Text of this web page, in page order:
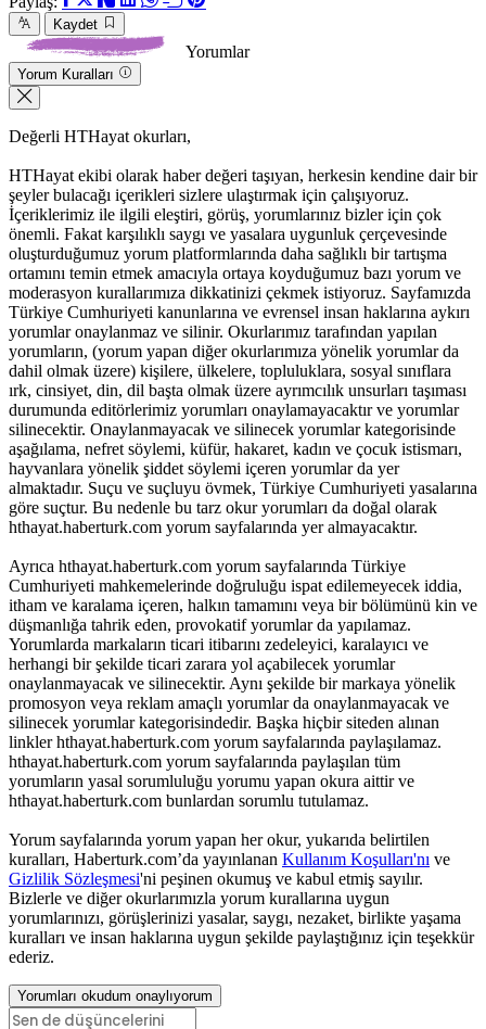
Kaydet
Yorumlar
Yorum Kuralları
Değerli HTHayat okurları,
HTHayat ekibi olarak haber değeri taşıyan, herkesin kendine dair bir
şeyler bulacağı içerikleri sizlere ulaştırmak için çalışıyoruz.
İçeriklerimiz ile ilgili eleştiri, görüş, yorumlarınız bizler için çok
önemli. Fakat karşılıklı saygı ve yasalara uygunluk çerçevesinde
oluşturduğumuz yorum platformlarında daha sağlıklı bir tartışma
ortamını temin etmek amacıyla ortaya koyduğumuz bazı yorum ve
moderasyon kurallarımıza dikkatinizi çekmek istiyoruz. Sayfamızda
Türkiye Cumhuriyeti kanunlarına ve evrensel insan haklarına aykırı
yorumlar onaylanmaz ve silinir. Okurlarımız tarafından yapılan
yorumların, (yorum yapan diğer okurlarımıza yönelik yorumlar da
dahil olmak üzere) kişilere, ülkelere, topluluklara, sosyal sınıflara
ırk, cinsiyet, din, dil başta olmak üzere ayrımcılık unsurları taşıması
durumunda editörlerimiz yorumları onaylamayacaktır ve yorumlar
silinecektir. Onaylanmayacak ve silinecek yorumlar kategorisinde
aşağılama, nefret söylemi, küfür, hakaret, kadın ve çocuk istismarı,
hayvanlara yönelik şiddet söylemi içeren yorumlar da yer
almaktadır. Suçu ve suçluyu övmek, Türkiye Cumhuriyeti yasalarına
göre suçtur. Bu nedenle bu tarz okur yorumları da doğal olarak
hthayat.haberturk.com yorum sayfalarında yer almayacaktır.
Ayrıca hthayat.haberturk.com yorum sayfalarında Türkiye
Cumhuriyeti mahkemelerinde doğruluğu ispat edilemeyecek iddia,
itham ve karalama içeren, halkın tamamını veya bir bölümünü kin ve
düşmanlığa tahrik eden, provokatif yorumlar da yapılamaz.
Yorumlarda markaların ticari itibarını zedeleyici, karalayıcı ve
herhangi bir şekilde ticari zarara yol açabilecek yorumlar
onaylanmayacak ve silinecektir. Aynı şekilde bir markaya yönelik
promosyon veya reklam amaçlı yorumlar da onaylanmayacak ve
silinecek yorumlar kategorisindedir. Başka hiçbir siteden alınan
linkler hthayat.haberturk.com yorum sayfalarında paylaşılamaz.
hthayat.haberturk.com yorum sayfalarında paylaşılan tüm
yorumların yasal sorumluluğu yorumu yapan okura aittir ve
hthayat.haberturk.com bunlardan sorumlu tutulamaz.
Yorum sayfalarında yorum yapan her okur, yukarıda belirtilen
kuralları, Haberturk.com’da yayınlanan Kullanım Koşulları'nı ve
Gizlilik Sözleşmesi'ni peşinen okumuş ve kabul etmiş sayılır.
Bizlerle ve diğer okurlarımızla yorum kurallarına uygun
yorumlarınızı, görüşlerinizi yasalar, saygı, nezaket, birlikte yaşama
kuralları ve insan haklarına uygun şekilde paylaştığınız için teşekkür
ederiz.
Yorumları okudum onaylıyorum